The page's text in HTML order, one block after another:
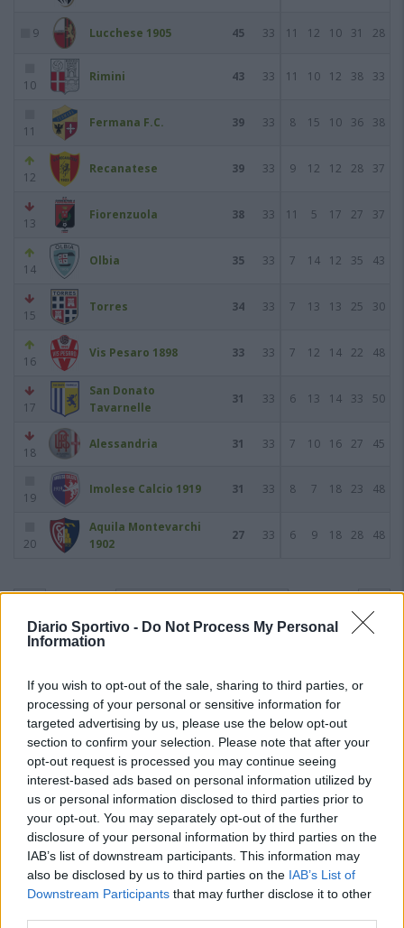
Diario Sportivo - Do Not Process My Personal
Information
If you wish to opt-out of the sale, sharing to third parties, or
processing of your personal or sensitive information for
targeted advertising by us, please use the below opt-out
section to confirm your selection. Please note that after your
opt-out request is processed you may continue seeing
interest-based ads based on personal information utilized by
us or personal information disclosed to third parties prior to
your opt-out. You may separately opt-out of the further
disclosure of your personal information by third parties on the
IAB’s list of downstream participants. This information may
also be disclosed by us to third parties on the IAB’s List of
Downstream Participants that may further disclose it to other
9 Lucchese 1905 45 33 11 12 10 31 28
10
Rimini 43 33 11 10 12 38 33
11
Fermana F.C. 39 33 8 15 10 36 38
12
Recanatese 39 33 9 12 12 28 37
13
Fiorenzuola 38 33 11 5 17 27 37
14
Olbia 35 33 7 14 12 35 43
15
Torres 34 33 7 13 13 25 30
16
Vis Pesaro 1898 33 33 7 12 14 22 48
17
San Donato
Tavarnelle
31 33 6 13 14 33 50
18
Alessandria 31 33 7 10 16 27 45
19
Imolese Calcio 1919 31 33 8 7 18 23 48
20
Aquila Montevarchi
1902
27 33 6 9 18 28 48